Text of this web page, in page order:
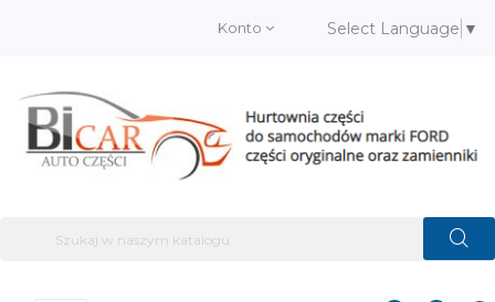
Konto Select Language ▼